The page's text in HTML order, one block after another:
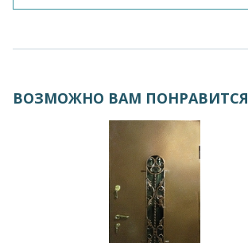
ВОЗМОЖНО ВАМ ПОНРАВИТСЯ